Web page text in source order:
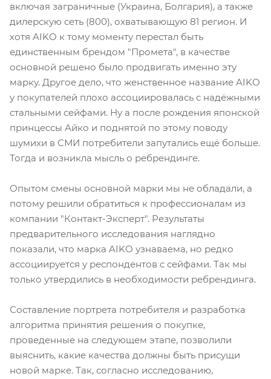
включая заграничные (Украина, Болгария), а также
дилерскую сеть (800), охватывающую 81 регион. И
хотя AIKO к тому моменту перестал быть
единственным брендом "Промета", в качестве
основной решено было продвигать именно эту
марку. Другое дело, что женственное название AIKO
у покупателей плохо ассоциировалась с надёжными
стальными сейфами. Ну а после рождения японской
принцессы Айко и поднятой по этому поводу
шумихи в СМИ потребители запутались ещё больше.
Тогда и возникла мысль о ребрендинге.
Опытом смены основной марки мы не обладали, а
потому решили обратиться к профессионалам из
компании "Контакт-Эксперт". Результаты
предварительного исследования наглядно
показали, что марка AIKO узнаваема, но редко
ассоциируется у респондентов с сейфами. Так мы
только утвердились в необходимости ребрендинга.
Составление портрета потребителя и разработка
алгоритма принятия решения о покупке,
проведенные на следующем этапе, позволили
выяснить, какие качества должны быть присущи
новой марке. Так, согласно исследованию,